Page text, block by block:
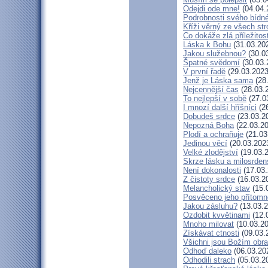
Odejdi ode mne!
Podrobnosti svého
Kříži věrný ze všech
Co dokáže zlá
Láska k Bohu
Jakou služebnou?
Špatné svědomí
V první řadě
Jenž je Láska sama
Nejcennější čas
To nejlepší v sobě
I mnozí další hříšníci
Dobudeš srdce
Nepozná Boha
Plodí a ochraňuje
Jedinou věcí
Velké zlodějství
Skrze lásku a
Není dokonalosti
Z čistoty srdce
Melancholický stav
Posvěceno jeho
Jakou zásluhu?
Ozdobit kvvětinami
Mnoho milovat
Získávat ctnosti
Všichni jsou Božím
Odhoď daleko
Odhodili strach